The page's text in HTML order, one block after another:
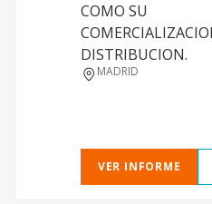
COMO SU
DISTRIBUCION.
MADRID
VER INFORME